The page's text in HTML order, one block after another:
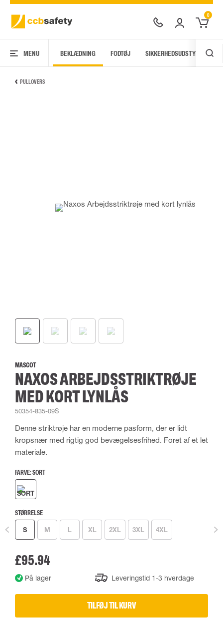
0
MENU BEKLÆDNING FODTØJ SIKKERHEDSUDSTYR
PULLOVERS
MASCOT
NAXOS ARBEJDSSTRIKTRØJE
MED KORT LYNLÅS
50354-835-09S
Denne striktrøje har en moderne pasform, der er lidt
kropsnær med rigtig god bevægelsesfrihed. Foret af et let
materiale.
FARVE:SORT
STØRRELSE
S M L XL 2XL 3XL 4XL
£95.94
På lager Leveringstid 1-3 hverdage
TILFØJ TIL KURV